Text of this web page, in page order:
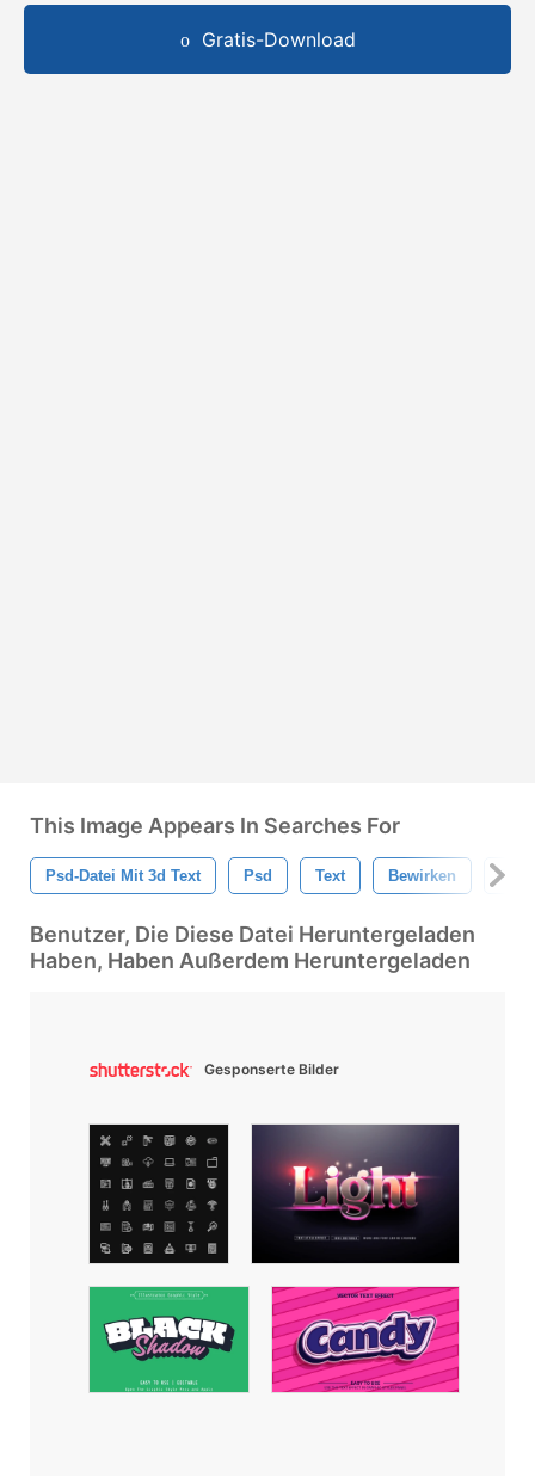
Gratis-Download
This Image Appears In Searches For
Psd-Datei Mit 3d Text Psd Text Bewirken
Benutzer, Die Diese Datei Heruntergeladen
Haben, Haben Außerdem Heruntergeladen
Gesponserte Bilder